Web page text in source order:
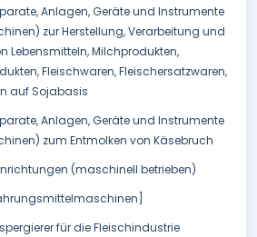
Anlagen, Geräte und Instrumente
zur Herstellung, Verarbeitung und
Lebensmitteln, Milchprodukten,
Fleischwaren, Fleischersatzwaren,
auf Sojabasis
Anlagen, Geräte und Instrumente
zum Entmolken von Käsebruch
(maschinell betrieben)
für die Fleischindustrie